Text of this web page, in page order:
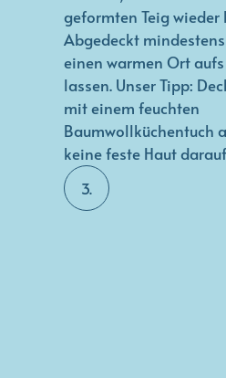
geformten Teig
Abgedeckt
einen warmen Ort
lassen. Unser Tipp:
mit einem feuchten
Baumwollküchentuch
keine feste Haut
3.